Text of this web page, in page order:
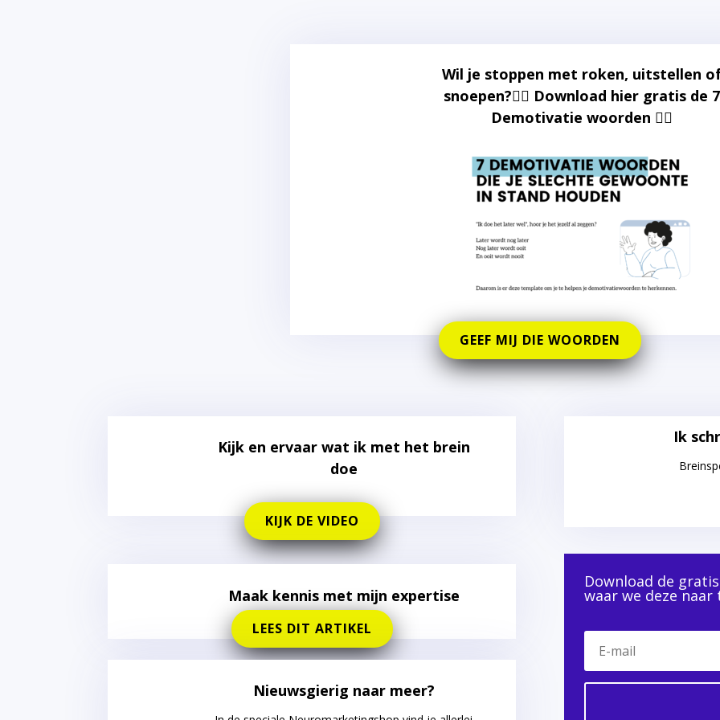
Wil je stoppen met roken, uitstellen
snoepen?👇🏼 Download hier gratis de 7
Demotivatie woorden 👇🏼
GEEF MIJ DIE WOORDEN
Kijk en ervaar wat ik met het brein
doe
KIJK DE VIDEO
Maak kennis met mijn expertise
LEES DIT ARTIKEL
Nieuwsgierig naar meer?
Ik
Download de
waar we deze